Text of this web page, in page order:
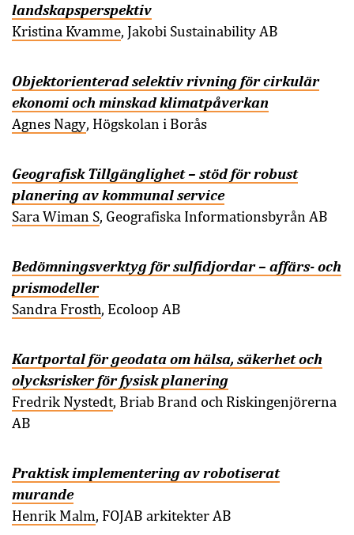
landskapsperspektiv
Kristina Kvamme, Jakobi Sustainability AB
Objektorienterad selektiv rivning för cirkulär
ekonomi och minskad klimatpåverkan
Agnes Nagy, Högskolan i Borås
Geografisk Tillgänglighet – stöd för robust
planering av kommunal service
Sara Wiman S, Geografiska Informationsbyrån AB
Bedömningsverktyg för sulfidjordar – affärs- och
prismodeller
Sandra Frosth, Ecoloop AB
Kartportal för geodata om hälsa, säkerhet och
olycksrisker för fysisk planering
Fredrik Nystedt, Briab Brand och Riskingenjörerna
AB
Praktisk implementering av robotiserat
murande
Henrik Malm, FOJAB arkitekter AB